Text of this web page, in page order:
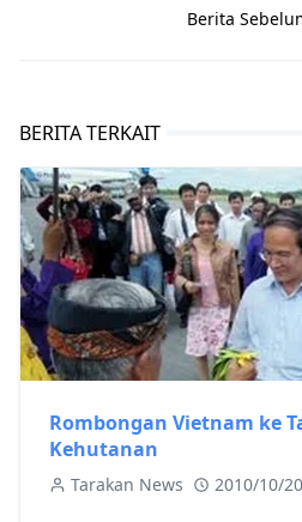
Berita
BERITA TERKAIT
Rombongan Vietnam ke
Kehutanan
Tarakan News 2010/10/20